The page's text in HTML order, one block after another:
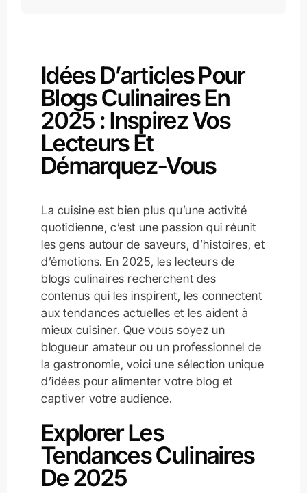
Idées D’articles Pour
Blogs Culinaires En
2025 : Inspirez Vos
Lecteurs Et
Démarquez-Vous
La cuisine est bien plus qu’une activité
quotidienne, c’est une passion qui réunit
les gens autour de saveurs, d’histoires, et
d’émotions. En 2025, les lecteurs de
blogs culinaires recherchent des
contenus qui les inspirent, les connectent
aux tendances actuelles et les aident à
mieux cuisiner. Que vous soyez un
blogueur amateur ou un professionnel de
la gastronomie, voici une sélection unique
d’idées pour alimenter votre blog et
captiver votre audience.
Explorer Les
Tendances Culinaires
De 2025